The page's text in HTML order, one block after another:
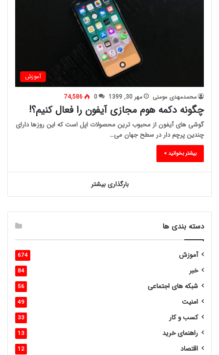
آموزش
محمدمهدی مومنی مهر 30, 1399 0
74,586
چگونه دکمه هوم مجازی آیفون را فعال کنیم؟!
گوشی های آیفون از محبوب ترین محصولات اپل است که این روزها دارای
چندین پرچم دار در سطح جهان می…
بیشتر بخوانید »
بارگذاری بیشتر
دسته بندی ها
آموزش 674
خبر 84
شبکه های اجتماعی 56
امنیت 49
کسب و کار 33
راهنمای خرید 13
اقتصاد 12